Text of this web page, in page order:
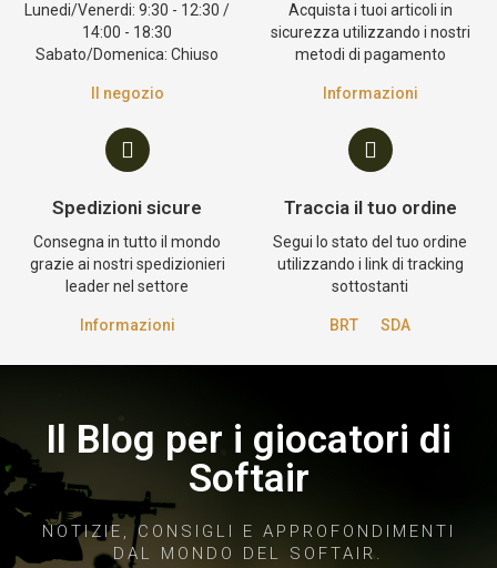
Lunedi/Venerdi: 9:30 - 12:30 /
14:00 - 18:30
Sabato/Domenica: Chiuso
Il negozio
Acquista i tuoi articoli in
sicurezza utilizzando i nostri
metodi di pagamento
Informazioni
Spedizioni sicure
Consegna in tutto il mondo
grazie ai nostri spedizionieri
leader nel settore
Informazioni
Traccia il tuo ordine
Segui lo stato del tuo ordine
utilizzando i link di tracking
sottostanti
BRT SDA
Il Blog per i giocatori di
Softair
NOTIZIE, CONSIGLI E APPROFONDIMENTI
DAL MONDO DEL SOFTAIR.